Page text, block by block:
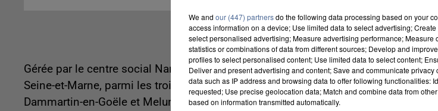
Gérée par le centre social Nangis Lude, la Maison France Service de la Brie
Seine-et-Marne, parmi les trois premières structures labellisées par l'Etat au 1er
Dammartin-en-Goële et Melun. Elle sera inaugurée ce mercredi en fin de matinée.
We and our (447) partnersdo the following data processing based on your
access information on a device; Use limited data to select advertising;
select personalised advertising; Measure advertising performance;
statistics or combinations of data from different sources; Develop and
profiles to select personalised content; Use limited data to select content;
Deliver and present advertising and content; Save and communicate
data such as IP address and browsing data to offer following functionalities:
requested; Use precise geolocation data; Match and combine data from
based on information transmitted automatically.